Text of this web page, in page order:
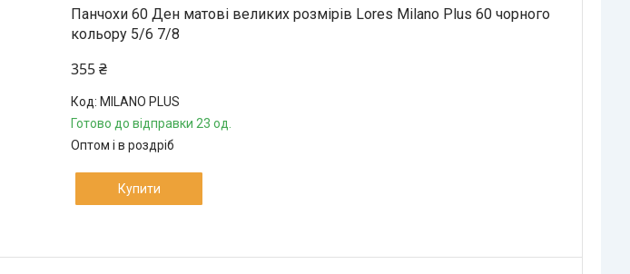
Панчохи 60 Ден матові великих розмірів Lores Milano Plus 60 чорного
кольору 5/6 7/8
355 ₴
MILANO PLUS
Готово до відправки 23 од.
Оптом і в роздріб
Купити